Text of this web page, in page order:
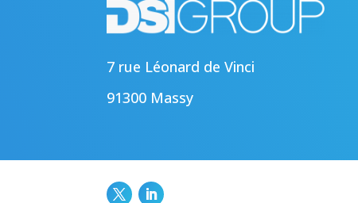
7 rue Léonard de Vinci
91300 Massy